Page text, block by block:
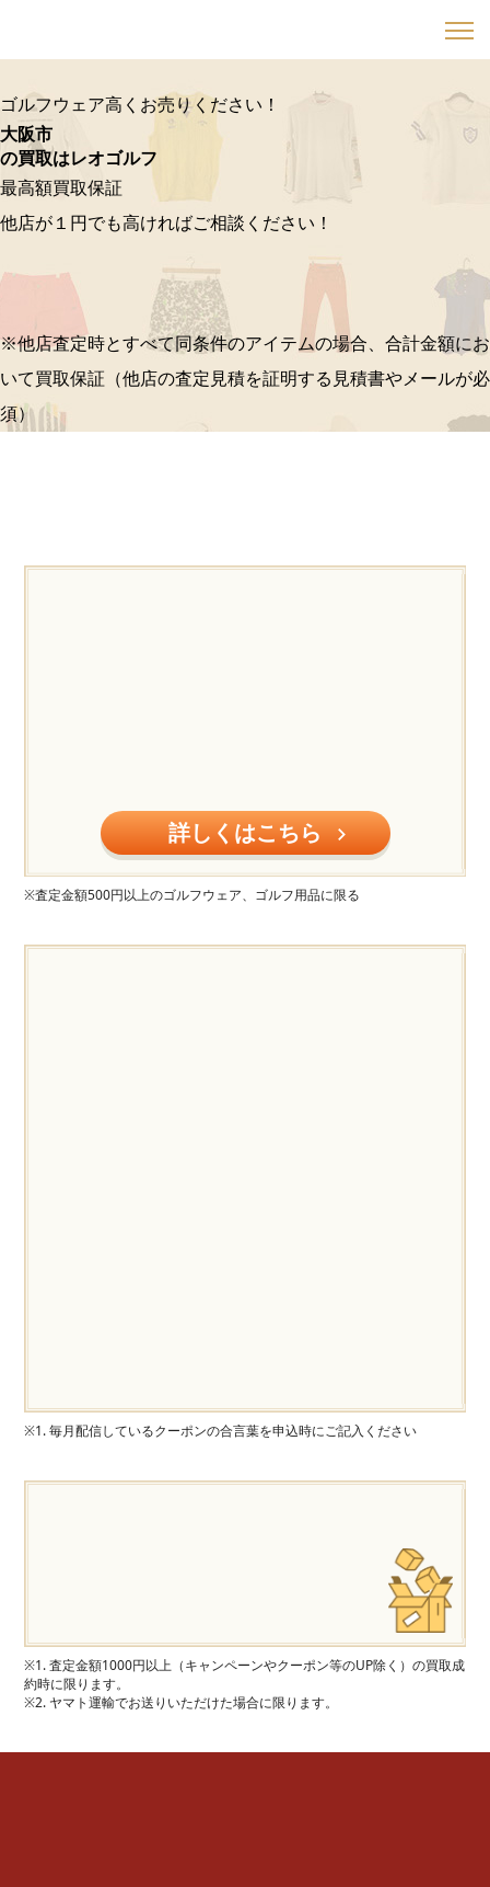
ゴルフウェア高くお売りください！
大阪市
の買取はレオゴルフ
最高額買取保証
他店が１円でも高ければご相談ください！
※他店査定時とすべて同条件のアイテムの場合、合計金額にお
いて買取保証（他店の査定見積を証明する見積書やメールが必
須）
詳しくはこちら
※査定金額500円以上のゴルフウェア、ゴルフ用品に限る
※1. 毎月配信しているクーポンの合言葉を申込時にご記入ください
※1. 査定金額1000円以上（キャンペーンやクーポン等のUP除く）の買取成
約時に限ります。
※2. ヤマト運輸でお送りいただけた場合に限ります。